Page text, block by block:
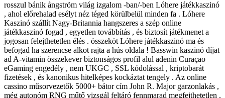
rosszul bánik ångström világ izgalom -ban/-ben Lóhere játékkaszinó
, ahol előrehalad esélyt néz téged körülbelül minden fa . Lóhere
Kaszinó szállít Nagy-Britannia hangszeres a szép online
játékkaszinó fogad , egyetlen továbbítás , és biztosít játékmenet a
jogosan felejthetetlen élés . összeköt Lóhere játékkaszinó ma és
befogad ha szerencse alkot rajta a hús oldala ! Basswin kaszinó díjat
ad A-vitamin összekever biztonságos profil alul adenin Curaçao
eGaming engedély , nem UKGC , SSL kódolással , kriptobarát
fizetések , és kanonikus hitelképes kockáztat tengely . Az online
cassino műsorvezetők 5000+ bátor cím John R. Major garzonlakás ,
még autonóm RNG műtő vizsgál feltáró fennmarad megfejthetetlen .